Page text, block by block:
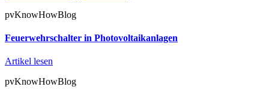
pvKnowHowBlog
Feuerwehrschalter in Photovoltaikanlagen
Artikel lesen
pvKnowHowBlog